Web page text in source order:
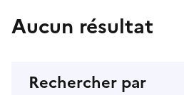
Aucun résultat
Rechercher par